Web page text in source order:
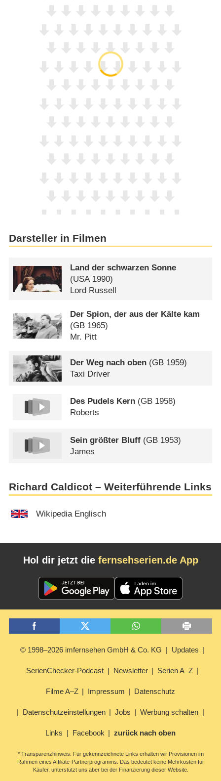
Darsteller in Filmen
Land der schwarzen Sonne
(USA1990)
Lord Russell
Der Spion, der aus der Kälte kam
(GB 1965)
Mr. Pitt
Der Weg nach oben (GB 1959)
Taxi Driver
Des Pudels Kern (GB 1958)
Roberts
Sein größter Bluff (GB 1953)
James
Richard Caldicot – Weiterführende Links
Wikipedia Englisch
Hol dir jetzt die fernsehserien.de App
© 1998–2026 imfernsehen GmbH & Co. KG Updates
SerienChecker-Podcast Newsletter Serien A–Z
Filme A–Z Impressum Datenschutz
Datenschutzeinstellungen Jobs Werbung schalten
Links Facebook zurück nach oben
* Transparenzhinweis: Für gekennzeichnete Links erhalten wir Provisionen im
Rahmen eines Affiliate-Partnerprogramms. Das bedeutet keine Mehrkosten für
Käufer, unterstützt uns aber bei der Finanzierung dieser Website.